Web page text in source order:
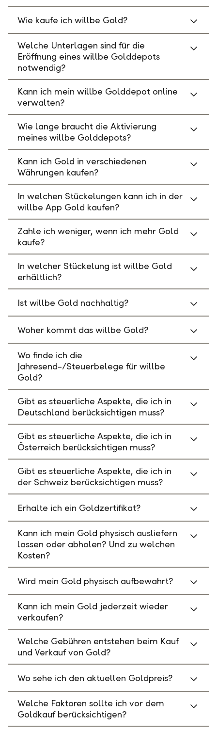
Wie kaufe ich willbe Gold?
Welche Unterlagen sind für die
Eröffnung eines willbe Golddepots
notwendig?
Kann ich mein willbe Golddepot online
verwalten?
Wie lange braucht die Aktivierung
meines willbe Golddepots?
Kann ich Gold in verschiedenen
Währungen kaufen?
In welchen Stückelungen kann ich in der
willbe App Gold kaufen?
Zahle ich weniger, wenn ich mehr Gold
kaufe?
In welcher Stückelung ist willbe Gold
erhältlich?
Ist willbe Gold nachhaltig?
Woher kommt das willbe Gold?
Wo finde ich die
Jahresend-/Steuerbelege für willbe
Gold?
Gibt es steuerliche Aspekte, die ich in
Deutschland berücksichtigen muss?
Gibt es steuerliche Aspekte, die ich in
Österreich berücksichtigen muss?
Gibt es steuerliche Aspekte, die ich in
der Schweiz berücksichtigen muss?
Erhalte ich ein Goldzertifikat?
Kann ich mein Gold physisch ausliefern
lassen oder abholen? Und zu welchen
Kosten?
Wird mein Gold physisch aufbewahrt?
Kann ich mein Gold jederzeit wieder
verkaufen?
Welche Gebühren entstehen beim Kauf
und Verkauf von Gold?
Wo sehe ich den aktuellen Goldpreis?
Welche Faktoren sollte ich vor dem
Goldkauf berücksichtigen?